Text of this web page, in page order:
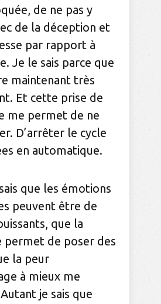
de ne pas y
de la déception et
par rapport à
Je le sais parce que
maintenant très
Et cette prise de
me permet de ne
D’arrêter le cycle
en automatique.
que les émotions
peuvent être de
que la
permet de poser des
la peur
à mieux me
je sais que